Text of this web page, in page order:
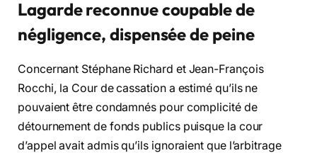
Lagarde reconnue coupable de
négligence, dispensée de peine
Concernant Stéphane Richard et Jean-François
Rocchi, la Cour de cassation a estimé qu’ils ne
pouvaient être condamnés pour complicité de
détournement de fonds publics puisque la cour
d’appel avait admis qu’ils ignoraient que l’arbitrage